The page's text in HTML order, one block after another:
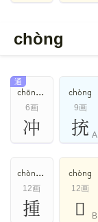
chòng
chōng,chòng
6画
通
冲
chòng
9画
㧤 A
chòng,dǒng
12画
揰
chòng
12画
𥬱 B